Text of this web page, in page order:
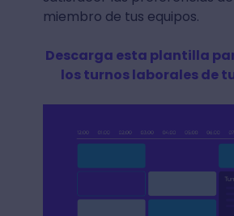
miembro de tus equipos.
Descarga esta plantilla
los turnos laborales de